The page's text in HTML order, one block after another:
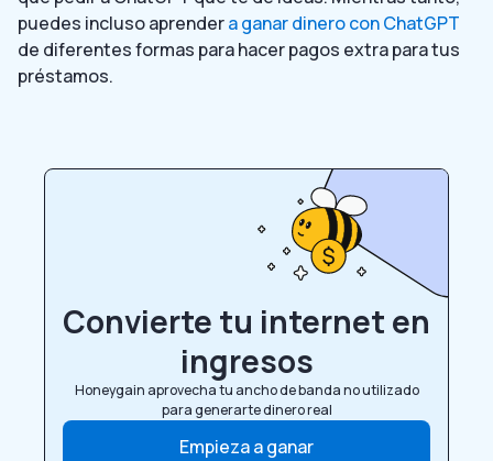
puedes incluso aprendera ganar dinero con ChatGPT
de diferentes formas para hacer pagos extra para tus
préstamos.
Convierte tu internet en
ingresos
Honeygain aprovecha tu ancho de banda no utilizado
para generarte dinero real
Empieza a ganar